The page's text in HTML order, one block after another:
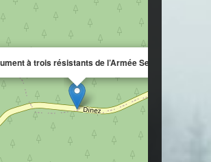
à trois résistants de l’Armée Secrète